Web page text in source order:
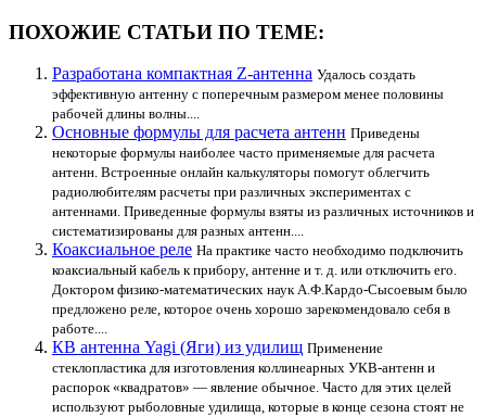
ПОХОЖИЕ СТАТЬИ ПО ТЕМЕ:
Разработана компактная Z-антенна Удалось создать
эффективную антенну с поперечным размером менее половины
рабочей длины волны....
Основные формулы для расчета антенн Приведены
некоторые формулы наиболее часто применяемые для расчета
антенн. Встроенные онлайн калькуляторы помогут облегчить
радиолюбителям расчеты при различных экспериментах с
антеннами. Приведенные формулы взяты из различных источников и
систематизированы для разных антенн....
Коаксиальное реле На практике часто необходимо подключить
коаксиальный кабель к прибору, антенне и т. д. или отключить его.
Доктором физико-математических наук А.Ф.Кардо-Сысоевым было
предложено реле, которое очень хорошо зарекомендовало себя в
работе....
КВ антенна Yagi (Яги) из удилищ Применение
стеклопластика для изготовления коллинеарных УКВ-антенн и
распорок «квадратов» — явление обычное. Часто для этих целей
используют рыболовные удилища, которые в конце сезона стоят не